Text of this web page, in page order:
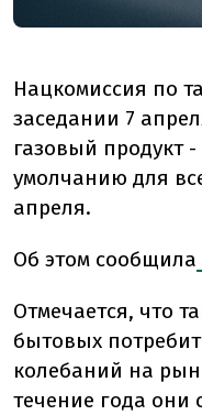
Нацкомиссия по
заседании 7
газовый продукт -
умолчанию для
апреля.
Об этом сообщила
Отмечается, что
бытовых
колебаний на
течение года они